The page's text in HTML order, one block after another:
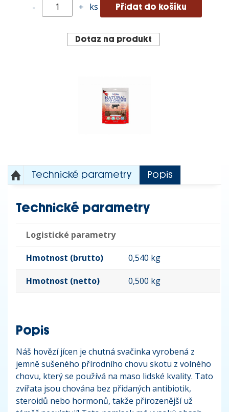
- + ks
Dotaz na produkt
Technické parametry Popis
Technické parametry
Logistické parametry
Hmotnost (brutto) 0,540 kg
Hmotnost (netto) 0,500 kg
Popis
Náš hovězí jícen je chutná svačinka vyrobená z
jemně sušeného přírodního chovu skotu z volného
chovu, který se používá na maso lidské kvality. Tato
zvířata jsou chována bez přidaných antibiotik,
steroidů nebo hormonů, takže přirozenější už